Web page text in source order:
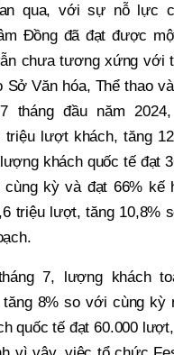
qua, với sự nỗ lực
Đồng đã đạt được
chưa tương xứng với
Sở Văn hóa, Thể thao
tháng đầu năm
triệu lượt khách, tăng
khách quốc tế đạt
kỳ và đạt 66% kế
triệu lượt, tăng 10,8%
7, lượng khách
8% so với cùng kỳ
quốc tế đạt 60.000